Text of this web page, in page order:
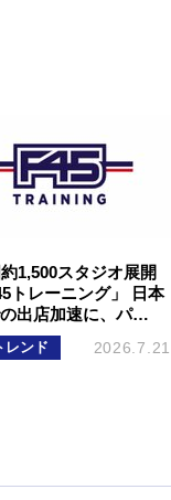
1,500スタジオ展開
トレーニング」 日本
出店加速に、パ…
レンド 2026.7.21